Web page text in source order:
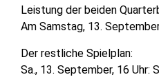
Leistung der beiden
Am Samstag, 13.
Der restliche Spielplan:
Sa., 13. September, 16